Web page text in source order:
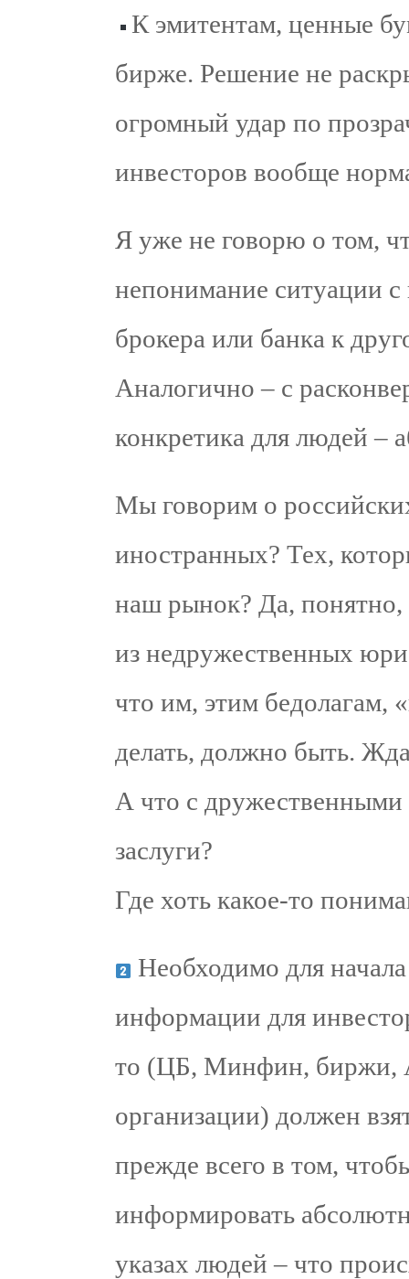
К эмитентам, ценные
бирже. Решение не
огромный удар по
инвесторов вообще
Я уже не говорю о том,
непонимание ситуации с
брокера или банка к
Аналогично – с
конкретика для людей –
Мы говорим о
иностранных? Тех,
наш рынок? Да, понятно,
из недружественных
что им, этим бедолагам,
делать, должно быть.
А что с дружественными
заслуги?
Где хоть какое-то
Необходимо для
информации для
то (ЦБ, Минфин,
организации) должен
прежде всего в том,
информировать
указах людей – что